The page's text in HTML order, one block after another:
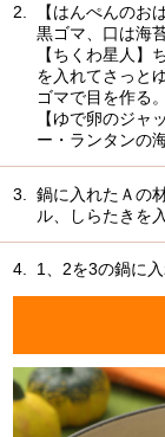
2.
【はんぺんのお
黒ゴマ、口は海
【ちくわ星人】
を入れてさっと
ゴマで目を作る
【ゆで卵のジャ
ー・ランタンの
3.
鍋に入れたＡの
ル、しらたきを
4. 1、2を3の鍋に